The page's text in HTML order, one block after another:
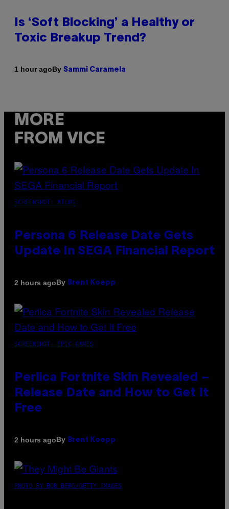
Is ‘Soft Blocking’ a Healthy or
Toxic Breakup Trend?
1 hour agoBy Sammi Caramela
MORE
FROM VICE
SCREENSHOT: ATLUS
Persona 6 Release Date Gets
Update In SEGA Financial Report
2 hours agoBy Brent Koepp
SCREENSHOT: EPIC GAMES
Perlica Fortnite Skin Revealed –
Release Date and How to Get It
Free
2 hours agoBy Brent Koepp
PHOTO BY BOB BERG/GETTY IMAGES